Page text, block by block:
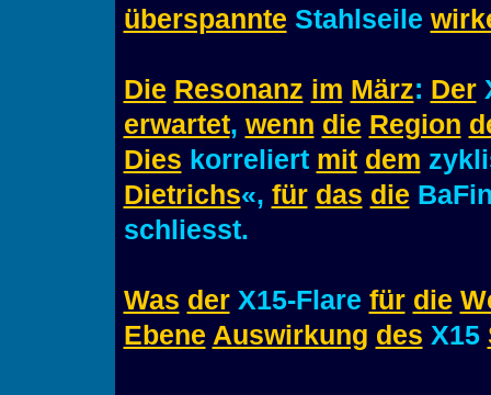
überspannte Stahlseile
Die Resonanz im März: Der
erwartet, wenn die Region
Dies korreliert mit dem
Dietrichs«, für das die
schliesst.
Was derX15-Flare für die
Ebene Auswirkung des X15